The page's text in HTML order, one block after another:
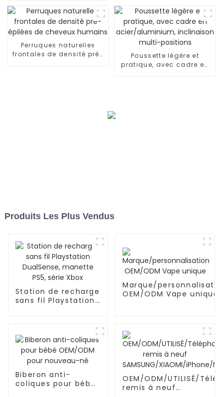
séance d'entraînement
Perruques naturelles
frontales de densité pré-
Poussette légère et
pratique, avec cadre en
Produits Les Plus Vendus
Station de recharge
sans fil Playstation
Marque/
OEM/ODM Vape unique
Biberon anti-
coliques pour bébé
OEM/ODM/UTILISÉ/
remis à neuf